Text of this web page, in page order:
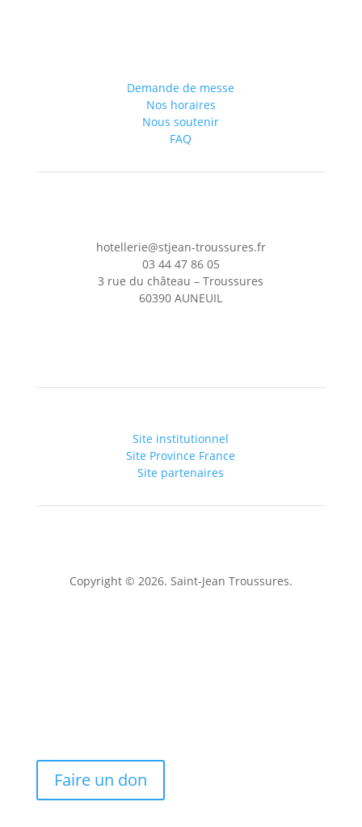
Demande de messe
Nos horaires
Nous soutenir
FAQ
hotellerie@stjean-troussures.fr
03 44 47 86 05
3 rue du château – Troussures
60390 AUNEUIL
Site institutionnel
Site Province France
Site partenaires
Copyright © 2026. Saint-Jean Troussures.
Faire un don